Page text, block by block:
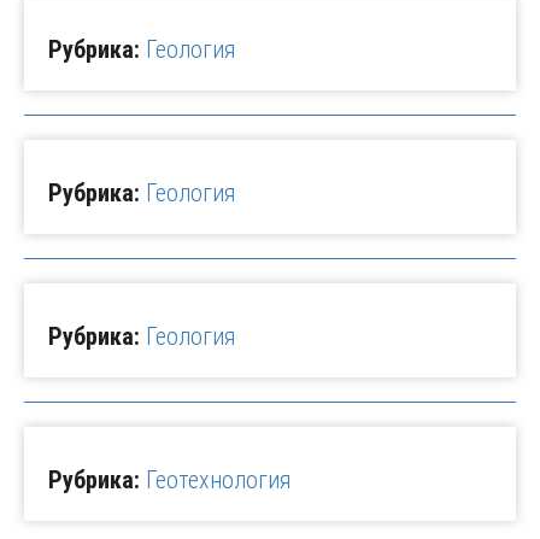
Рубрика: Геология
Рубрика: Геология
Рубрика: Геология
Рубрика: Геотехнология